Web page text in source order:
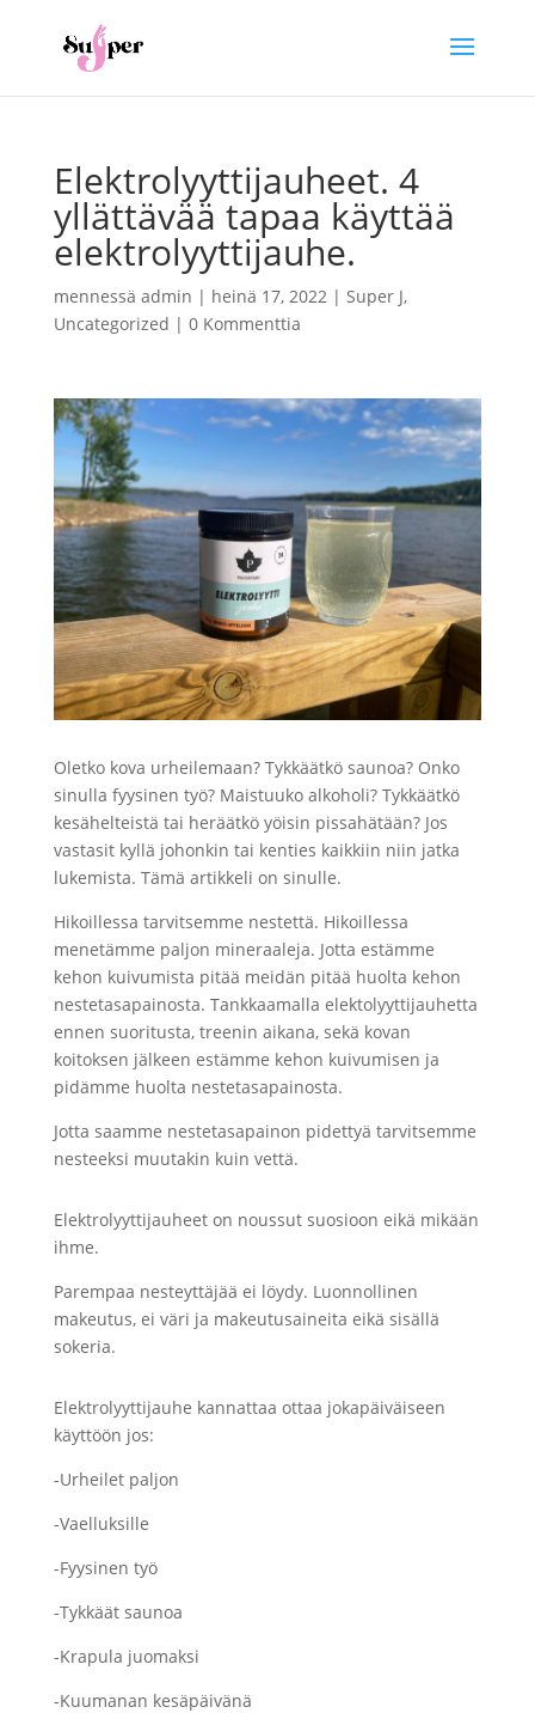
Elektrolyyttijauheet. 4
yllättävää tapaa käyttää
elektrolyyttijauhe.
mennessä admin | heinä 17, 2022| Super J,
Uncategorized | 0 Kommenttia
Oletko kova urheilemaan? Tykkäätkö saunoa? Onko
sinulla fyysinen työ? Maistuuko alkoholi? Tykkäätkö
kesähelteistä tai heräätkö yöisin pissahätään? Jos
vastasit kyllä johonkin tai kenties kaikkiin niin jatka
lukemista. Tämä artikkeli on sinulle.
Hikoillessa tarvitsemme nestettä. Hikoillessa
menetämme paljon mineraaleja. Jotta estämme
kehon kuivumista pitää meidän pitää huolta kehon
nestetasapainosta. Tankkaamalla elektolyyttijauhetta
ennen suoritusta, treenin aikana, sekä kovan
koitoksen jälkeen estämme kehon kuivumisen ja
pidämme huolta nestetasapainosta.
Jotta saamme nestetasapainon pidettyä tarvitsemme
nesteeksi muutakin kuin vettä.
Elektrolyyttijauheet on noussut suosioon eikä mikään
ihme.
Parempaa nesteyttäjää ei löydy. Luonnollinen
makeutus, ei väri ja makeutusaineita eikä sisällä
sokeria.
Elektrolyyttijauhe kannattaa ottaa jokapäiväiseen
käyttöön jos:
-Urheilet paljon
-Vaelluksille
-Fyysinen työ
-Tykkäät saunoa
-Krapula juomaksi
-Kuumanan kesäpäivänä